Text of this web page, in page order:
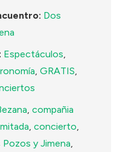
Dos
Espectáculos
,GRATIS
,compañia
,concierto
Pozos y Jimena